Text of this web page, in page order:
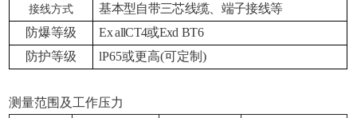
接线方式
基本型自带三芯线缆、端子接线等
防爆等级
Ex allCT4或Exd BT6
防护等级
lP65或更高(可定制)
测量范围及工作压力